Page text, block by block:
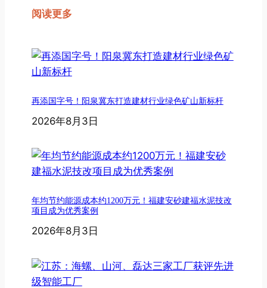
阅读更多
再添国字号！阳泉冀东打造建材行业绿色矿山新标杆
2026年8月3日
年均节约能源成本约1200万元！福建安砂建福水泥技改
项目成为优秀案例
2026年8月3日